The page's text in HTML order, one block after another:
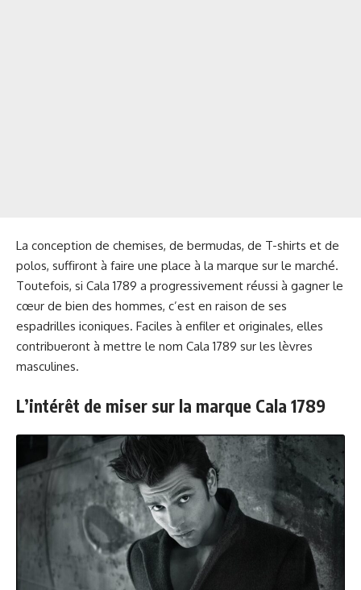
La conception de chemises, de bermudas, de T-shirts et de
polos, suffiront à faire une place à la marque sur le marché.
Toutefois, si Cala 1789 a progressivement réussi à gagner le
cœur de bien des hommes, c’est en raison de ses
espadrilles iconiques. Faciles à enfiler et originales, elles
contribueront à mettre le nom Cala 1789 sur les lèvres
masculines.
L’intérêt de miser sur la marque Cala 1789